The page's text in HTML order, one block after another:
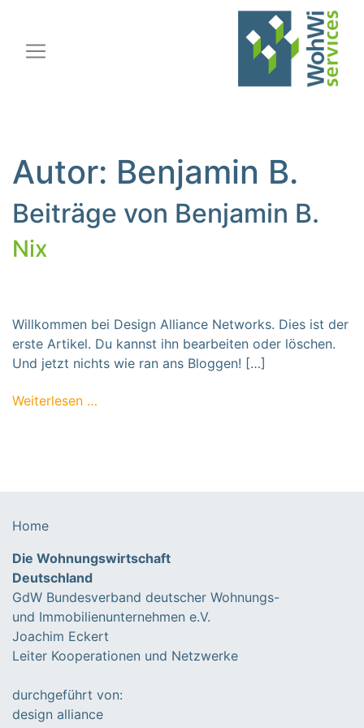
Hauptnavigation
Autor: Benjamin B.
Beiträge von Benjamin B.
Nix
Willkommen bei Design Alliance Networks. Dies ist der
erste Artikel. Du kannst ihn bearbeiten oder löschen.
Und jetzt nichts wie ran ans Bloggen! […]
Weiterlesen …
Home
Die Wohnungswirtschaft
Deutschland
GdW Bundesverband deutscher Wohnungs-
und Immobilienunternehmen e.V.
Joachim Eckert
Leiter Kooperationen und Netzwerke
durchgeführt von:
design alliance